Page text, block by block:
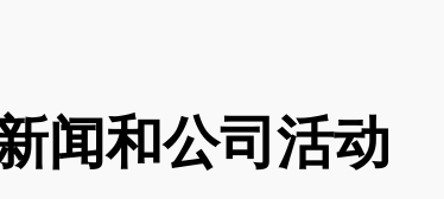
闻和公司活动